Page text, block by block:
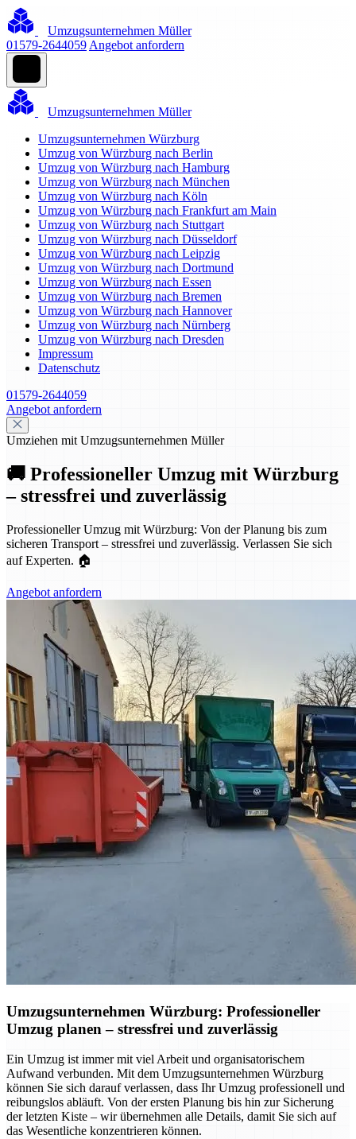
Umzugsunternehmen Müller
01579-2644059 Angebot anfordern
Umzugsunternehmen Müller
Umzugsunternehmen Würzburg
Umzug von Würzburg nach Berlin
Umzug von Würzburg nach Hamburg
Umzug von Würzburg nach München
Umzug von Würzburg nach Köln
Umzug von Würzburg nach Frankfurt am Main
Umzug von Würzburg nach Stuttgart
Umzug von Würzburg nach Düsseldorf
Umzug von Würzburg nach Leipzig
Umzug von Würzburg nach Dortmund
Umzug von Würzburg nach Essen
Umzug von Würzburg nach Bremen
Umzug von Würzburg nach Hannover
Umzug von Würzburg nach Nürnberg
Umzug von Würzburg nach Dresden
Impressum
Datenschutz
01579-2644059
Angebot anfordern
Umziehen mit Umzugsunternehmen Müller
🚚 Professioneller Umzug mit Würzburg
– stressfrei und zuverlässig
Professioneller Umzug mit Würzburg: Von der Planung bis zum
sicheren Transport – stressfrei und zuverlässig. Verlassen Sie sich
auf Experten. 🏠
Angebot anfordern
Umzugsunternehmen Würzburg: Professioneller
Umzug planen – stressfrei und zuverlässig
Ein Umzug ist immer mit viel Arbeit und organisatorischem
Aufwand verbunden. Mit dem Umzugsunternehmen Würzburg
können Sie sich darauf verlassen, dass Ihr Umzug professionell und
reibungslos abläuft. Von der ersten Planung bis hin zur Sicherung
der letzten Kiste – wir übernehmen alle Details, damit Sie sich auf
das Wesentliche konzentrieren können.